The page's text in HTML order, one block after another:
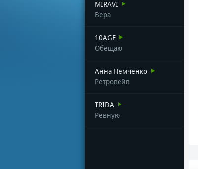
MIRAVI
Вера
10AGE
Обещаю
Анна Немченко
Ретровейв
TRIDA
Ревную